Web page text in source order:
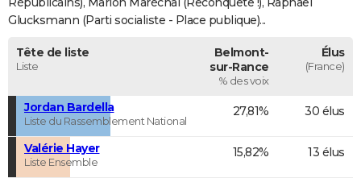
Glucksmann (Parti socialiste - Place publique)...
Tête de liste
Liste
Belmont-
sur-Rance
% des voix
Élus
(France)
Jordan Bardella
Liste du Rassemblement National
27,81% 30 élus
Valérie Hayer
Liste Ensemble
15,82% 13 élus